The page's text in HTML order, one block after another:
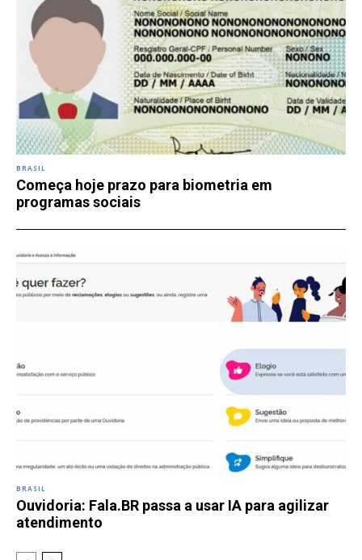
BRASIL
Começa hoje prazo para biometria em
programas sociais
BRASIL
Ouvidoria: Fala.BR passa a usar IA para agilizar
atendimento